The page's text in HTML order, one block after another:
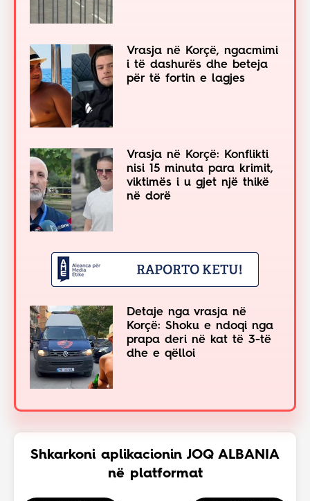
Vrasja në Korçë, ngacmimi
i të dashurës dhe beteja
për të fortin e lagjes
Vrasja në Korçë: Konflikti
nisi 15 minuta para krimit,
viktimës i u gjet një thikë
në dorë
Detaje nga vrasja në
Korçë: Shoku e ndoqi nga
prapa deri në kat të 3-të
dhe e qëlloi
Shkarkoni aplikacionin JOQ ALBANIA
në platformat